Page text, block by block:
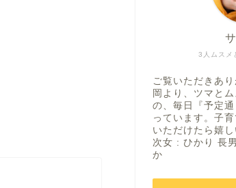
3人ムスメ
ご覧いただきあ
岡より、ツマと
の、毎日『予定
っています。子
いただけたら嬉
次女 : ひかり 長
か